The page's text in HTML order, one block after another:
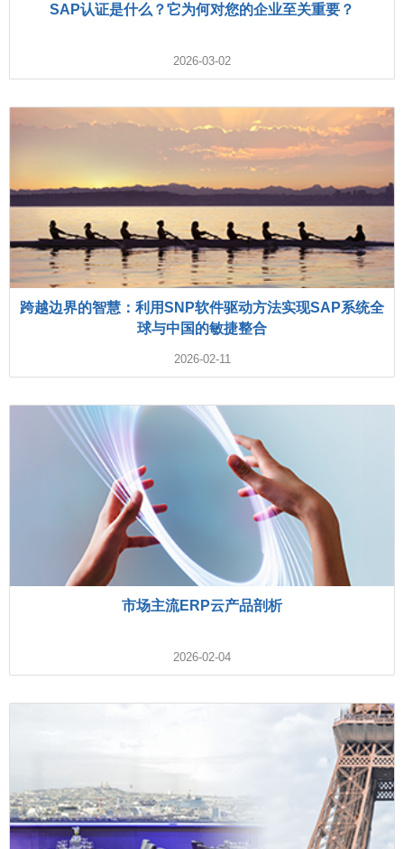
SAP认证是什么？它为何对您的企业至关重要？
2026-03-02
跨越边界的智慧：利用SNP软件驱动方法实现SAP系统全
球与中国的敏捷整合
2026-02-11
市场主流ERP云产品剖析
2026-02-04